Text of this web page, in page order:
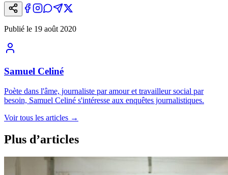
Publié le 19 août 2020
Samuel Celiné
Poète dans l'âme, journaliste par amour et travailleur social par
besoin, Samuel Celiné s'intéresse aux enquêtes journalistiques.
Voir tous les articles →
Plus d’articles